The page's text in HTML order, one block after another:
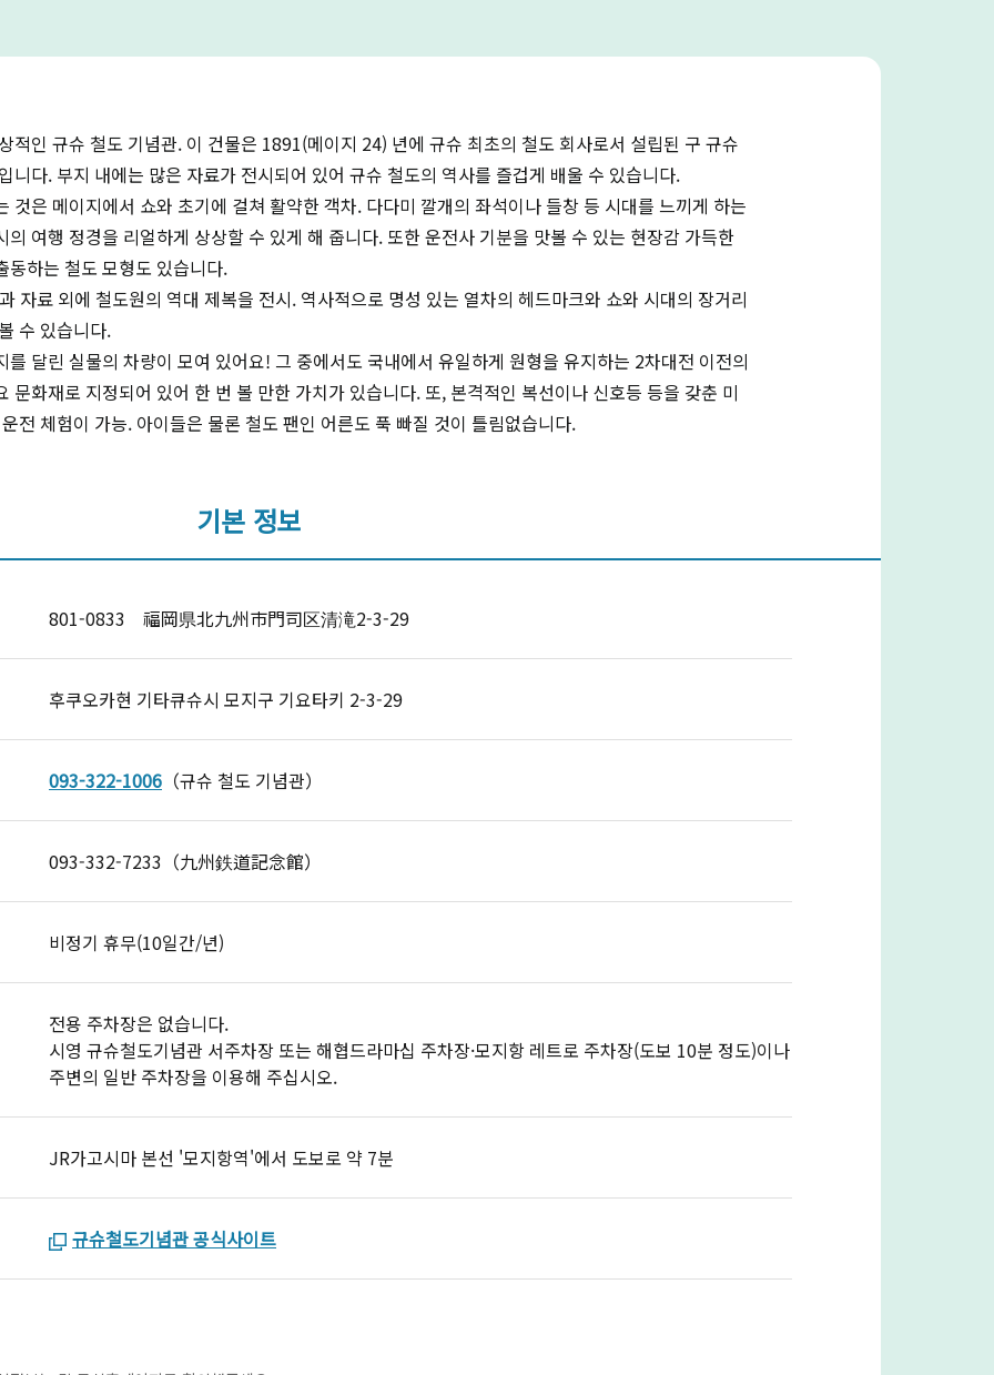
적인 규슈 철도 기념관. 이 건물은 1891(메이지 24) 년에 규슈 최초의 철도 회사로서 설립된 구 규슈
니다. 부지 내에는 많은 자료가 전시되어 있어 규슈 철도의 역사를 즐겁게 배울 수 있습니다.
것은 메이지에서 쇼와 초기에 걸쳐 활약한 객차. 다다미 깔개의 좌석이나 들창 등 시대를 느끼게 하는
여행 정경을 리얼하게 상상할 수 있게 해 줍니다. 또한 운전사 기분을 맛볼 수 있는 현장감 가득한
동하는 철도 모형도 있습니다.
자료 외에 철도원의 역대 제복을 전시. 역사적으로 명성 있는 열차의 헤드마크와 쇼와 시대의 장거리
수 있습니다.
달린 실물의 차량이 모여 있어요! 그 중에서도 국내에서 유일하게 원형을 유지하는 2차대전 이전의
문화재로 지정되어 있어 한 번 볼 만한 가치가 있습니다. 또, 본격적인 복선이나 신호등 등을 갖춘 미
전 체험이 가능. 아이들은 물론 철도 팬인 어른도 푹 빠질 것이 틀림없습니다.
기본 정보
801-0833 福岡県北九州市門司区清滝2-3-29
후쿠오카현 기타큐슈시 모지구 기요타키 2-3-29
093-322-1006 （규슈 철도 기념관）
093-332-7233（九州鉄道記念館）
비정기 휴무(10일간/년)
전용 주차장은 없습니다.
시영 규슈철도기념관 서주차장 또는 해협드라마십 주차장·모지항 레트로 주차장(도보 10분 정도)이나
주변의 일반 주차장을 이용해 주십시오.
JR가고시마 본선 '모지항역'에서 도보로 약 7분
규슈철도기념관 공식사이트